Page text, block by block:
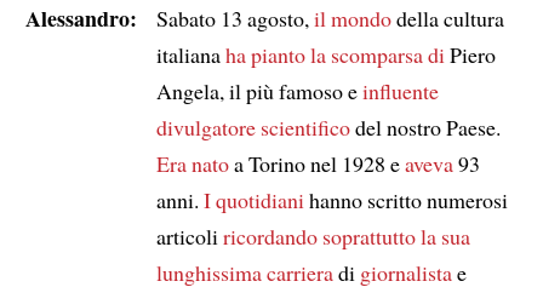
Alessandro: Sabato 13 agosto, il mondodella cultura
italianaha pianto la scomparsa di Piero
Angela, il più famoso einfluente
divulgatore scientificodel nostro Paese.
Era natoa Torino nel 1928 eaveva93
anni. I quotidiani hanno scritto numerosi
articoli ricordando soprattuttola sua
lunghissima carrieradi giornalistae